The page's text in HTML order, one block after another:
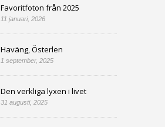
Favoritfoton från 2025
11 januari, 2026
Haväng, Österlen
1 september, 2025
Den verkliga lyxen i livet
31 augusti, 2025